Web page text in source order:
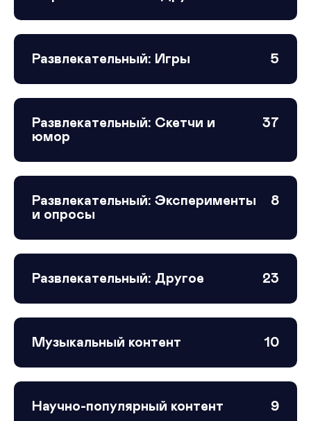
Развлекательный: Игры 5
Развлекательный: Скетчи и
юмор
37
Развлекательный: Эксперименты
и опросы
8
Развлекательный: Другое 23
Музыкальный контент 10
Научно-популярный контент 9